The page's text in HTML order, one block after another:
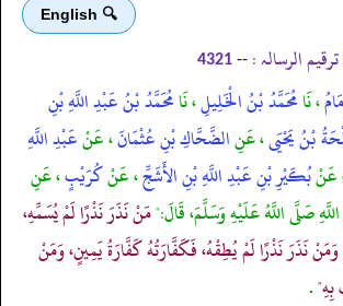
🔍 English
ترقیم الرسالہ : --
4321
، نَامُحَمَّدُ بْنُ الْخَلِيلِ، نَامُحَمَّدُ بْنُ عَبْدِ اللَّهِ بْنِ
بْنُ يَحْيَى، عَنِالضَّحَّاكِ بْنِ عُثْمَانَ، عَنْعَبْدِ اللَّهِ
عَنْبُكَيْرِ بْنِ عَبْدِ اللَّهِ بْنِ الأَشَجِّ، عَنْكُرَيْبٍ، عَنِ
صَلَّى اللَّهُ عَلَيْهِ وَسَلَّمَ، قَالَ:"مَنْ نَذَرَ نَذْرًا لَمْ يُسَمِّهِ،
نَذَرَ نَذْرًا لَمْ يُطِقْهُ، فَكَفَّارَتُهُ كَفَّارَةُ يَمِينٍ، وَمَنْ
بِهِ".